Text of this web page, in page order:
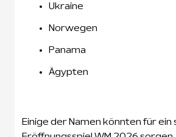
Ukraine
Norwegen
Panama
Ägypten
Einige der Namen könnten für ein